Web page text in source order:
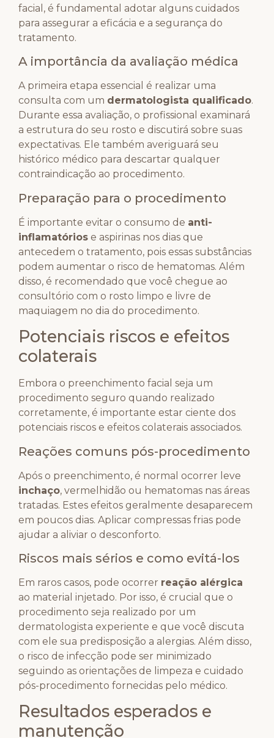
facial, é fundamental adotar alguns cuidados
para assegurar a eficácia e a segurança do
tratamento.
A importância da avaliação médica
A primeira etapa essencial é realizar uma
consulta com um dermatologista qualificado.
Durante essa avaliação, o profissional examinará
a estrutura do seu rosto e discutirá sobre suas
expectativas. Ele também averiguará seu
histórico médico para descartar qualquer
contraindicação ao procedimento.
Preparação para o procedimento
É importante evitar o consumo de anti-
inflamatórios e aspirinas nos dias que
antecedem o tratamento, pois essas substâncias
podem aumentar o risco de hematomas. Além
disso, é recomendado que você chegue ao
consultório com o rosto limpo e livre de
maquiagem no dia do procedimento.
Potenciais riscos e efeitos
colaterais
Embora o preenchimento facial seja um
procedimento seguro quando realizado
corretamente, é importante estar ciente dos
potenciais riscos e efeitos colaterais associados.
Reações comuns pós-procedimento
Após o preenchimento, é normal ocorrer leve
inchaço, vermelhidão ou hematomas nas áreas
tratadas. Estes efeitos geralmente desaparecem
em poucos dias. Aplicar compressas frias pode
ajudar a aliviar o desconforto.
Riscos mais sérios e como evitá-los
Em raros casos, pode ocorrer reação alérgica
ao material injetado. Por isso, é crucial que o
procedimento seja realizado por um
dermatologista experiente e que você discuta
com ele sua predisposição a alergias. Além disso,
o risco de infecção pode ser minimizado
seguindo as orientações de limpeza e cuidado
pós-procedimento fornecidas pelo médico.
Resultados esperados e
manutenção